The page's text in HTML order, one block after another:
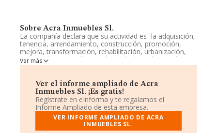
Sobre Acra Inmuebles Sl.
La compañía declara que su actividad es -la adquisición,
tenencia, arrendamiento, construcción, promoción,
mejora, transformación, rehabilitación, urbanización,
venta, administración y explotación de todo tipo de
bienes inmuebles, tanto rústicos como urbanos,
locales, hoteles, oficinas. La empresa es una Sociedad
Limitada. Clasifica su actividad CNAE como 'Agentes de
la propiedad inmobiliaria', código 6831. La sociedad no
tiene actividad en mercados exteriores.
La sociedad españolaAcra Inmuebles S.L, con NIF
B75473975, está situada en Calle Ciudad De Ibiza núm.
Ver más
Ver el informe ampliado de Acra
Inmuebles Sl. ¡Es gratis!
Regístrate en eInforma y te regalamos el
Informe Ampliado de esta empresa.
VER INFORME AMPLIADO DE ACRA
INMUEBLES SL.